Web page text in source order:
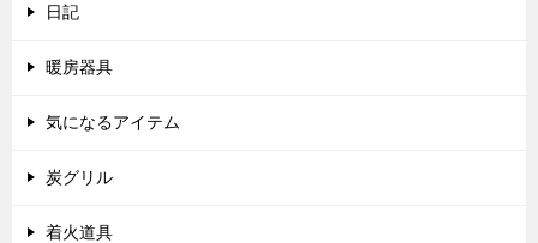
日記
暖房器具
気になるアイテム
炭グリル
着火道具